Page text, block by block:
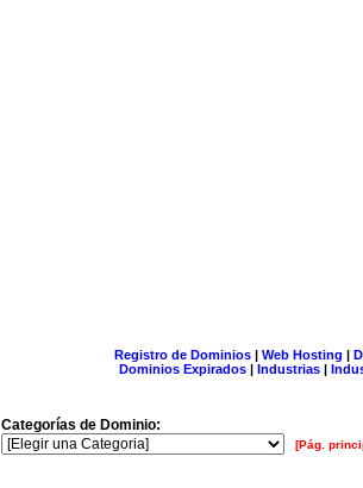
Registro de Dominios| Web Hosting |
Dominios Expirados | Industrias |
Categorías de Dominio:
[Pág.